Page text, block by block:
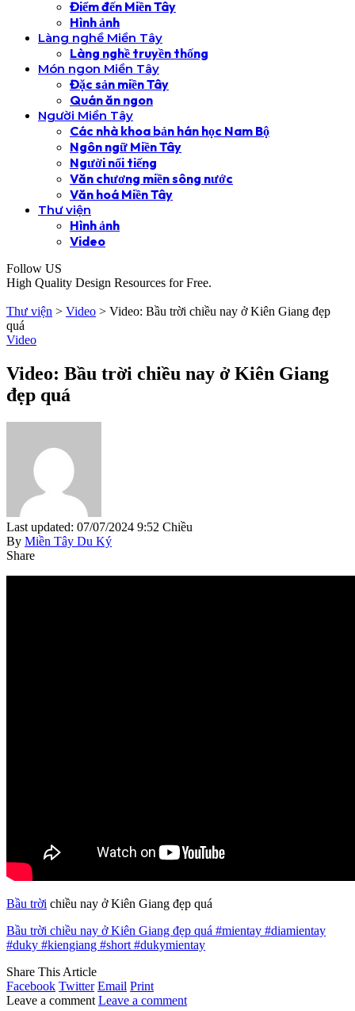
Điểm đến Miền Tây
Hình ảnh
Làng nghề Miền Tây
Làng nghề truyền thống
Món ngon Miền Tây
Đặc sản miền Tây
Quán ăn ngon
Người Miền Tây
Các nhà khoa bản hán học Nam Bộ
Ngôn ngữ Miền Tây
Người nổi tiếng
Văn chương miền sông nước
Văn hoá Miền Tây
Thư viện
Hình ảnh
Video
Follow US
High Quality Design Resources for Free.
Thư viện > Video > Video: Bầu trời chiều nay ở Kiên Giang đẹp
quá
Video
Video: Bầu trời chiều nay ở Kiên Giang
đẹp quá
Last updated: 07/07/2024 9:52 Chiều
By Miền Tây Du Ký
Share
Bầu trời chiều nay ở Kiên Giang đẹp quá
Bầu trời chiều nay ở Kiên Giang đẹp quá #mientay #diamientay
#duky #kiengiang #short #dukymientay
Share This Article
Facebook Twitter Email Print
Leave a comment Leave a comment